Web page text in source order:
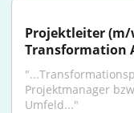
Projektleiter (m/
Transformation
Projektmanager
Umfeld..."